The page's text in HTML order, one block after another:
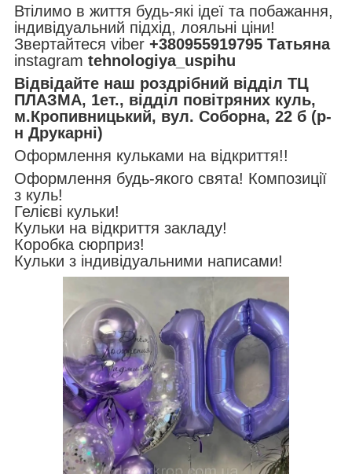
Втілимо в життя будь-які ідеї та побажання,
індивідуальний підхід, лояльні ціни!
Звертайтеся viber +380955919795 Татьяна
instagram tehnologiya_uspihu
Відвідайте наш роздрібний відділ ТЦ
ПЛАЗМА, 1ет., відділ повітряних куль,
м.Кропивницький, вул. Соборна, 22 б (р-
н Друкарні)
Оформлення кульками на відкриття!!
Оформлення будь-якого свята! Композиції
з куль!
Гелієві кульки!
Кульки на відкриття закладу!
Коробка сюрприз!
Кульки з індивідуальними написами!